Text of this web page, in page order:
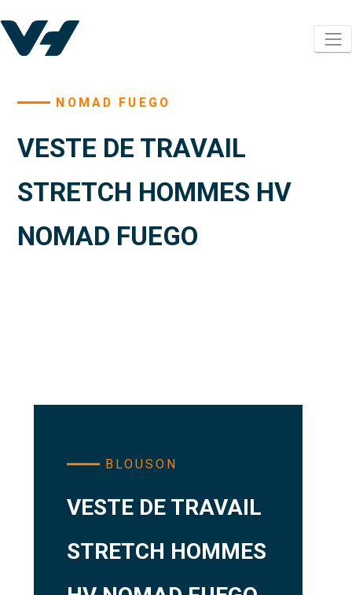
NOMAD FUEGO
VESTE DE TRAVAIL
STRETCH HOMMES HV
NOMAD FUEGO
BLOUSON
VESTE DE TRAVAIL
STRETCH HOMMES